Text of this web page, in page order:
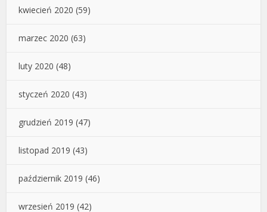
kwiecień 2020 (59)
marzec 2020 (63)
luty 2020 (48)
styczeń 2020 (43)
grudzień 2019 (47)
listopad 2019 (43)
październik 2019 (46)
wrzesień 2019 (42)